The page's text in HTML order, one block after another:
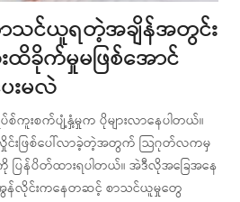
သင်ယူရတဲ့အချိန်အတွင်း
ခိုက်မှုမဖြစ်အောင်
မလဲ
စ်ကူးစက်ပျံ့နှံ့မှုက ပိုများလာနေပါတယ်။
င်းဖြစ်ပေါ်လာခဲ့တဲ့အတွက် သြဂုတ်လကမှ
ပြန်ပိတ်ထားရပါတယ်။ အဲဒီလိုအခြေအနေ
န်လိုင်းကနေတဆင့် စာသင်ယူမှုတွေ